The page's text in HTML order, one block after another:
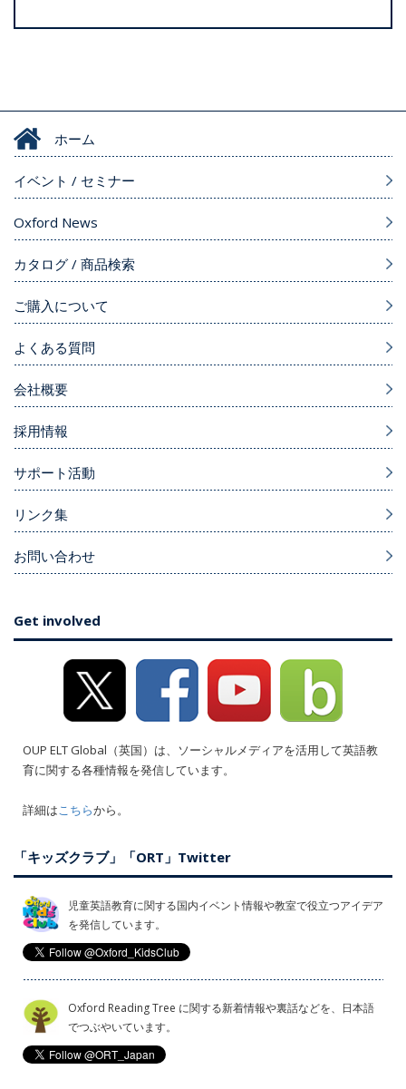
ホーム
イベント / セミナー
Oxford News
カタログ / 商品検索
ご購入について
よくある質問
会社概要
採用情報
サポート活動
リンク集
お問い合わせ
Get involved
OUP ELT Global（英国）は、ソーシャルメディアを活用して英語教
育に関する各種情報を発信しています。
詳細はこちらから。
「キッズクラブ」「ORT」Twitter
児童英語教育に関する国内イベント情報や教室で役立つアイデア
を発信しています。
Oxford Reading Tree に関する新着情報や裏話などを、日本語
でつぶやいています。